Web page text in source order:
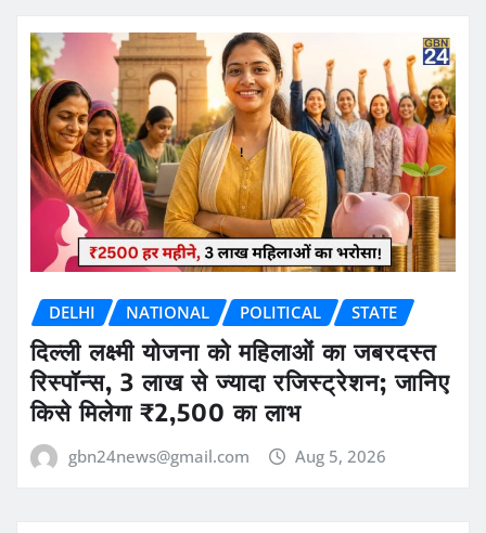
DELHI NATIONAL POLITICAL STATE
दिल्ली लक्ष्मी योजना को महिलाओं का जबरदस्त
रिस्पॉन्स, 3 लाख से ज्यादा रजिस्ट्रेशन; जानिए
किसे मिलेगा ₹2,500 का लाभ
gbn24news@gmail.com Aug 5, 2026